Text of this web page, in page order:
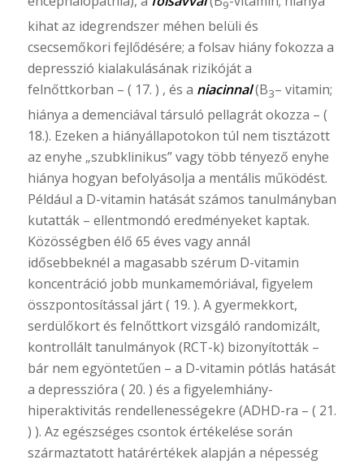
9
kihat az idegrendszer méhen belüli és
csecsemőkori fejlődésére; a folsav hiány fokozza a
depresszió kialakulásának rizikóját a
felnőttkorban – ( 17. ) , és a niacinnal(B3– vitamin;
hiánya a demenciával társuló pellagrát okozza – (
18.). Ezeken a hiányállapotokon túl nem tisztázott
az enyhe „szubklinikus” vagy több tényező enyhe
hiánya hogyan befolyásolja a mentális működést.
Például a D-vitamin hatását számos tanulmányban
kutatták – ellentmondó eredményeket kaptak.
Közösségben élő 65 éves vagy annál
idősebbeknél a magasabb szérum D-vitamin
koncentráció jobb munkamemóriával, figyelem
összpontosítással járt ( 19. ). A gyermekkort,
serdülőkort és felnőttkort vizsgáló randomizált,
kontrollált tanulmányok (RCT-k) bizonyították –
bár nem egyöntetűen – a D-vitamin pótlás hatását
a depresszióra ( 20. ) és a figyelemhiány-
hiperaktivitás rendellenességekre (ADHD-ra – ( 21.
) ). Az egészséges csontok értékelése során
származtatott határértékek alapján a népesség